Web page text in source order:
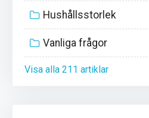
Hushållsstorlek
Vanliga frågor
Visa alla 211 artiklar